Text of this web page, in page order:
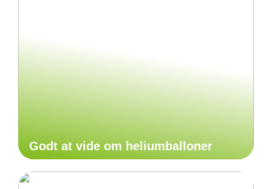
Godt at vide om heliumballoner